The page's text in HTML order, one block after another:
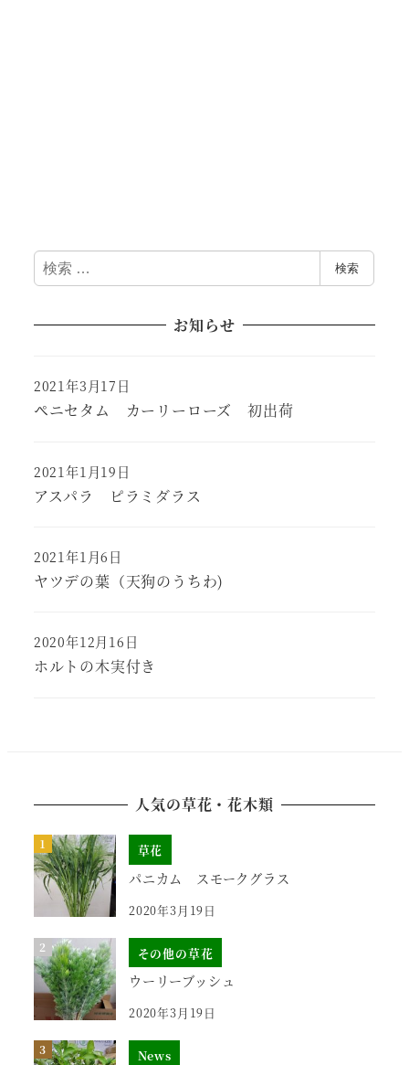
検
索
検索
お知らせ
ペニセタム カーリーローズ 初出荷
2021年3月17日
アスパラ ピラミダラス
2021年1月19日
ヤツデの葉（天狗のうちわ)
2021年1月6日
ホルトの木実付き
2020年12月16日
人気の草花・花木類
草花
パニカム スモークグラス
2020年3月19日
その他の草花
ウーリーブッシュ
2020年3月19日
News